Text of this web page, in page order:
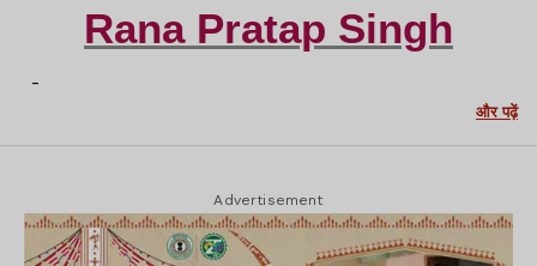
Rana Pratap Singh
-
और पढ़ें
Advertisement